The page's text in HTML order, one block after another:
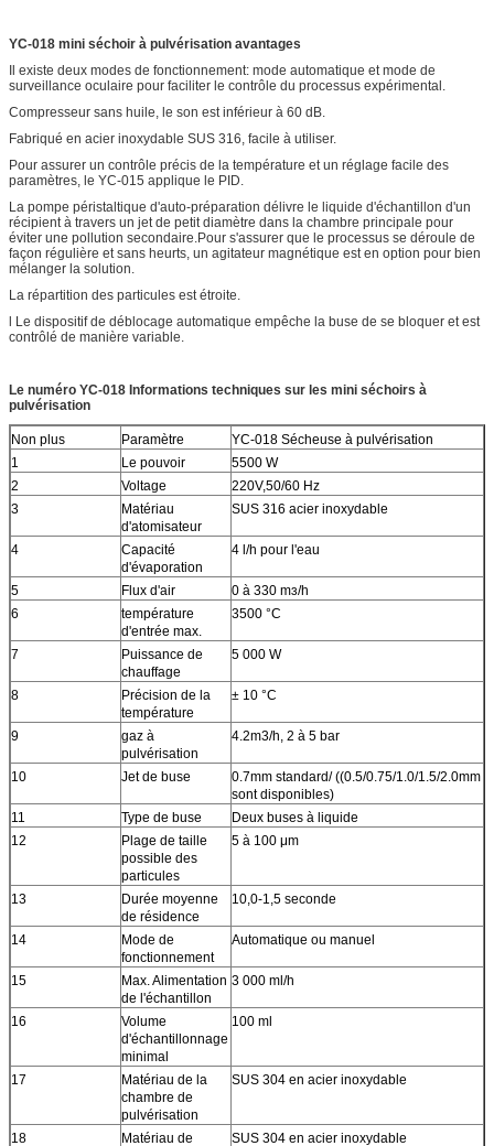
YC-018 mini séchoir à pulvérisation avantages
Il existe deux modes de fonctionnement: mode automatique et mode de
surveillance oculaire pour faciliter le contrôle du processus expérimental.
Compresseur sans huile, le son est inférieur à 60 dB.
Fabriqué en acier inoxydable SUS 316, facile à utiliser.
Pour assurer un contrôle précis de la température et un réglage facile des
paramètres, le YC-015 applique le PID.
La pompe péristaltique d'auto-préparation délivre le liquide d'échantillon d'un
récipient à travers un jet de petit diamètre dans la chambre principale pour
éviter une pollution secondaire.Pour s'assurer que le processus se déroule de
façon régulière et sans heurts, un agitateur magnétique est en option pour bien
mélanger la solution.
La répartition des particules est étroite.
l Le dispositif de déblocage automatique empêche la buse de se bloquer et est
contrôlé de manière variable.
Le numéro YC-018 Informations techniques sur les mini séchoirs à
pulvérisation
Non plus Paramètre
YC-018 Sécheuse à pulvérisation
1
Le pouvoir
5500 W
2
Voltage
220V,50/60 Hz
3
Matériau
d'atomisateur
SUS 316 acier inoxydable
4
Capacité
d'évaporation
4 l/h pour l'eau
5 Flux d'air
0 à 330 mɜ/h
6
température
d'entrée max.
3500 °C
7
Puissance de
chauffage
5 000 W
8
Précision de la
température
± 10 °C
9
gaz à
pulvérisation
4.2m3/h, 2 à 5 bar
10 Jet de buse
0.7mm standard/ ((0.5/0.75/1.0/1.5/2.0mm
sont disponibles)
11
Type de buse
Deux buses à liquide
12
Plage de taille
possible des
particules
5 à 100 μm
13
Durée moyenne
de résidence
10,0-1,5 seconde
14
Mode de
fonctionnement
Automatique ou manuel
15
Max. Alimentation
de l'échantillon
3 000 ml/h
16
Volume
d'échantillonnage
minimal
100 ml
17
Matériau de la
chambre de
pulvérisation
SUS 304 en acier inoxydable
18
Matériau de
SUS 304 en acier inoxydable